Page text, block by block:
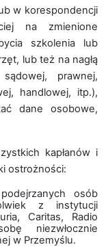
w korespondencji
na zmienione
szkolenia lub
lub też na nagłą
prawnej,
handlowej, itp.),
dane osobowe,
kapłanów i
ostrożności:
osób
z instytucji
Caritas, Radio
niezwłocznie
w Przemyślu.